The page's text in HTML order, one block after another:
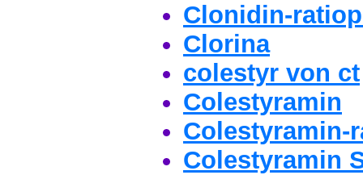
Clonidin-
Clorina
colestyr von ct
Colestyramin
Colestyramin-
Colestyramin